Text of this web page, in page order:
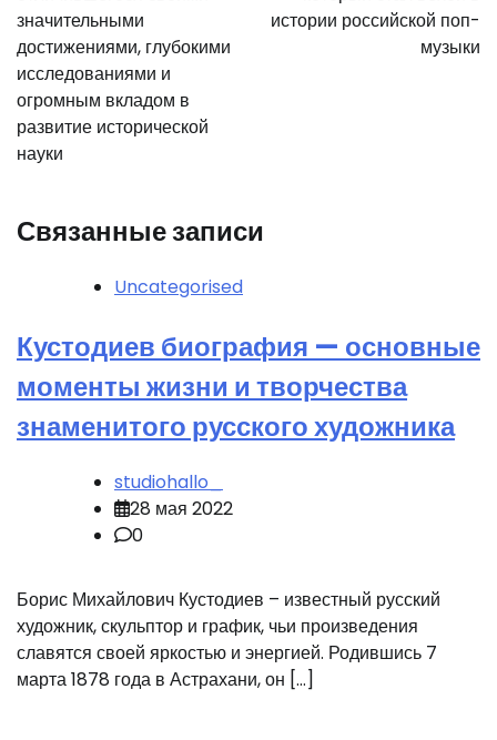
значительными
достижениями, глубокими
исследованиями и
огромным вкладом в
развитие исторической
науки
истории российской поп-
музыки
Связанные записи
Uncategorised
Кустодиев биография — основные
моменты жизни и творчества
знаменитого русского художника
studiohallo_
28 мая 2022
0
Борис Михайлович Кустодиев – известный русский
художник, скульптор и график, чьи произведения
славятся своей яркостью и энергией. Родившись 7
марта 1878 года в Астрахани, он […]